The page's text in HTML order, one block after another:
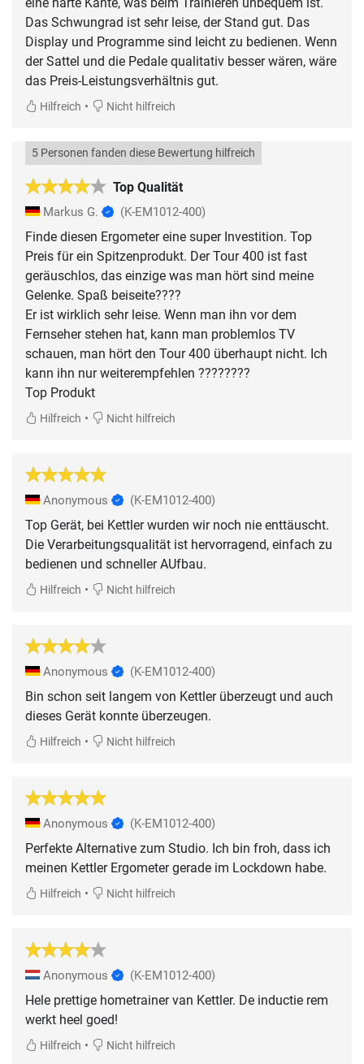
Das Schwungrad ist sehr leise, der Stand gut. Das
Display und Programme sind leicht zu bedienen. Wenn
der Sattel und die Pedale qualitativ besser wären, wäre
das Preis-Leistungsverhältnis gut.
Hilfreich • Nicht hilfreich
Top Qualität
5 Personen fanden diese Bewertung hilfreich
Markus G. (K-EM1012-400)
Finde diesen Ergometer eine super Investition. Top
Preis für ein Spitzenprodukt. Der Tour 400 ist fast
geräuschlos, das einzige was man hört sind meine
Gelenke. Spaß beiseite????
Er ist wirklich sehr leise. Wenn man ihn vor dem
Fernseher stehen hat, kann man problemlos TV
schauen, man hört den Tour 400 überhaupt nicht. Ich
kann ihn nur weiterempfehlen ????????
Top Produkt
Hilfreich • Nicht hilfreich
Anonymous (K-EM1012-400)
Top Gerät, bei Kettler wurden wir noch nie enttäuscht.
Die Verarbeitungsqualität ist hervorragend, einfach zu
bedienen und schneller AUfbau.
Hilfreich • Nicht hilfreich
Anonymous (K-EM1012-400)
Bin schon seit langem von Kettler überzeugt und auch
dieses Gerät konnte überzeugen.
Hilfreich • Nicht hilfreich
Anonymous (K-EM1012-400)
Perfekte Alternative zum Studio. Ich bin froh, dass ich
meinen Kettler Ergometer gerade im Lockdown habe.
Hilfreich • Nicht hilfreich
Anonymous (K-EM1012-400)
Hele prettige hometrainer van Kettler. De inductie rem
werkt heel goed!
Hilfreich • Nicht hilfreich